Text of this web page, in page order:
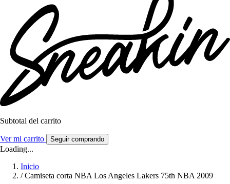
Subtotal del carrito
Ver mi carrito Seguir comprando
Loading...
Inicio
/ Camiseta corta NBA Los Angeles Lakers 75th NBA 2009